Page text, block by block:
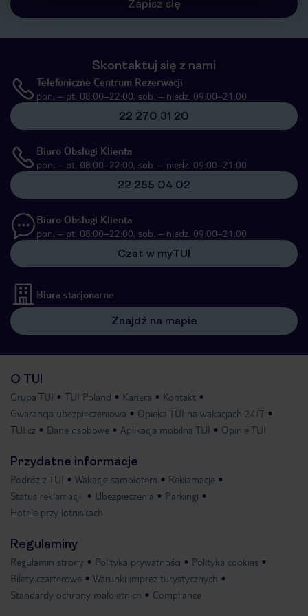
Zapisz się
Skontaktuj się z nami
Telefoniczne Centrum Rezerwacji
pon. – pt. 08:00–22:00, sob. – niedz. 09:00–21:00
22 270 31 20
Biuro Obsługi Klienta
pon. – pt. 08:00–22:00, sob. – niedz. 09:00–21:00
22 255 04 02
Biuro Obsługi Klienta
pon. – pt. 08:00–22:00, sob. – niedz. 09:00–21:00
Czat w myTUI
Biura stacjonarne
Znajdź na mapie
O TUI
Grupa TUI TUI Poland Kariera
Kontakt
Gwarancja ubezpieczeniowa
Opieka TUI na wakacjach 24/7
TUI.cz
Dane osobowe Aplikacja mobilna TUI Opinie TUI
Przydatne informacje
Podróż z TUI Wakacje samolotem
Reklamacje
Status reklamacji
Ubezpieczenia
Parkingi
Hotele przy lotniskach
Regulaminy
Regulamin strony Polityka prywatności
Polityka cookies
Bilety czarterowe
Warunki imprez turystycznych
Standardy ochrony małoletnich
Compliance